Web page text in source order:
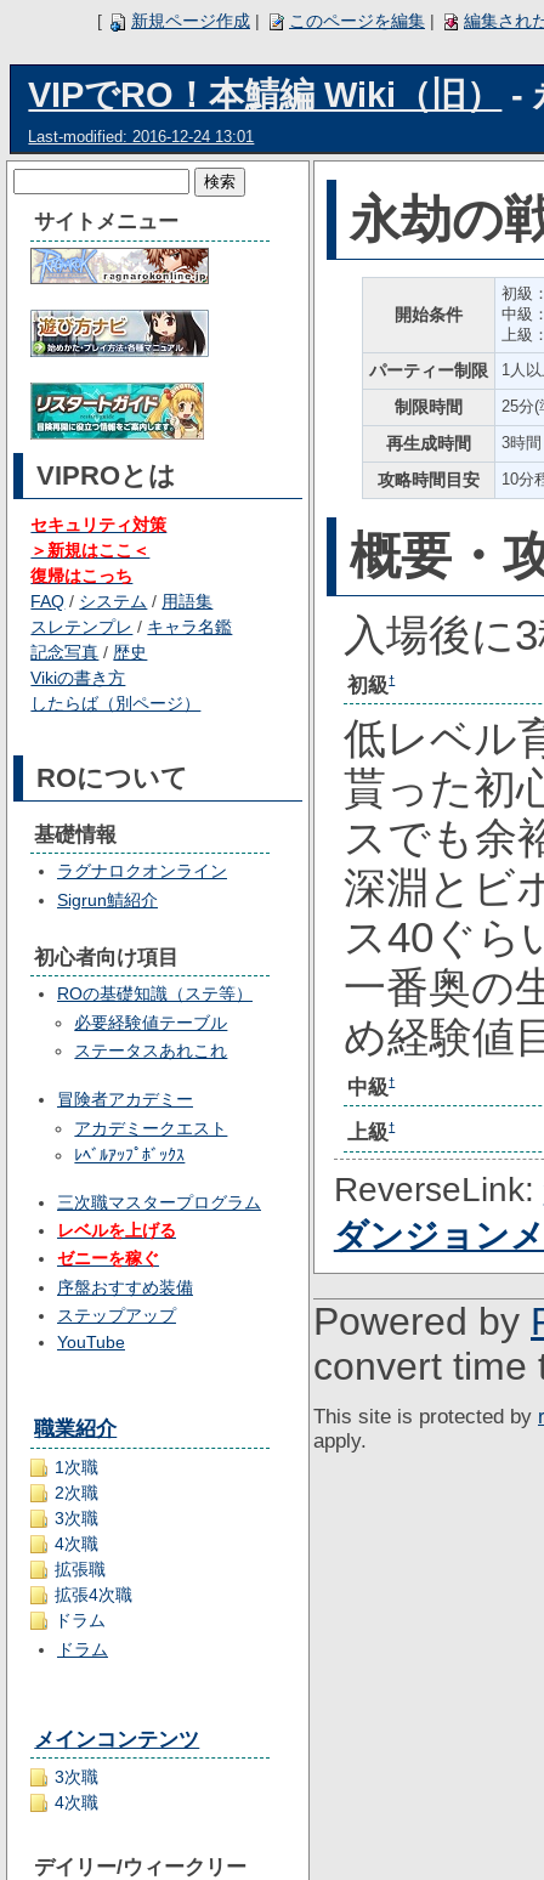
[ 新規ページ作成 | このページを編集 | 編集され
VIPでRO！本鯖編 Wiki（旧） -
Last-modified: 2016-12-24 13:01
サイトメニュー
VIPROとは
セキュリティ対策
＞新規はここ＜
復帰はこっち
FAQ / システム / 用語集
スレテンプレ / キャラ名鑑
記念写真 / 歴史
Vikiの書き方
したらば（別ページ）
ROについて
基礎情報
ラグナロクオンライン
Sigrun鯖紹介
初心者向け項目
ROの基礎知識（ステ等）
必要経験値テーブル
ステータスあれこれ
冒険者アカデミー
アカデミークエスト
ﾚﾍﾞﾙｱｯﾌﾟﾎﾞｯｸｽ
三次職マスタープログラム
レベルを上げる
ゼニーを稼ぐ
序盤おすすめ装備
ステップアップ
YouTube
職業紹介
1次職
2次職
3次職
4次職
拡張職
拡張4次職
ドラム
ドラム
メインコンテンツ
3次職
4次職
デイリー/ウィークリー
永劫の
開始条件
初級
中級
上級
パーティー制限 1人
制限時間 25分(
再生成時間 3時間
攻略時間目安 10分
概要・
入場後に
初級†
低レベル
貰った初
スでも余
深淵とビ
ス40ぐら
一番奥の
め経験値
中級†
上級†
ReverseLink:
ダンジョン
Powered by
convert time
This site is protected by
apply.